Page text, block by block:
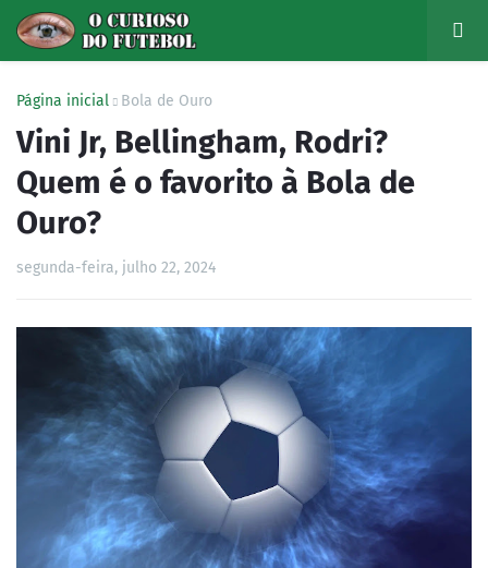
Página inicial Bola de Ouro
Vini Jr, Bellingham, Rodri?
Quem é o favorito à Bola de
Ouro?
segunda-feira, julho 22, 2024